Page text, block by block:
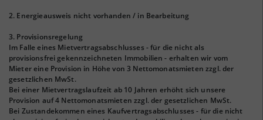
2. Energieausweis nicht vorhanden / in Bearbeitung
3. Provisionsregelung
Im Falle eines Mietvertragsabschlusses - für die nicht als
provisionsfrei gekennzeichneten Immobilien - erhalten wir vom
Mieter eine Provision in Höhe von 3 Nettomonatsmieten zzgl. der
gesetzlichen MwSt.
Bei einer Mietvertragslaufzeit ab 10 Jahren erhöht sich unsere
Provision auf 4 Nettomonatsmieten zzgl. der gesetzlichen MwSt.
Bei Zustandekommen eines Kaufvertragsabschlusses - für die nicht